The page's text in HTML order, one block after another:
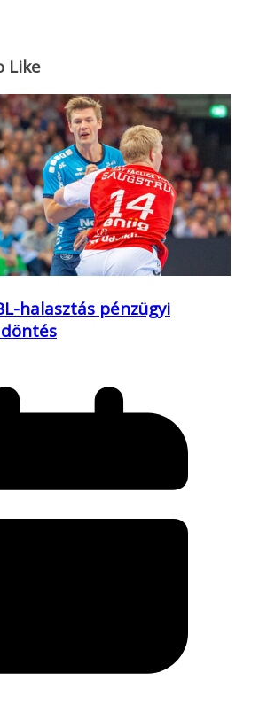
Like
halasztás pénzügyi